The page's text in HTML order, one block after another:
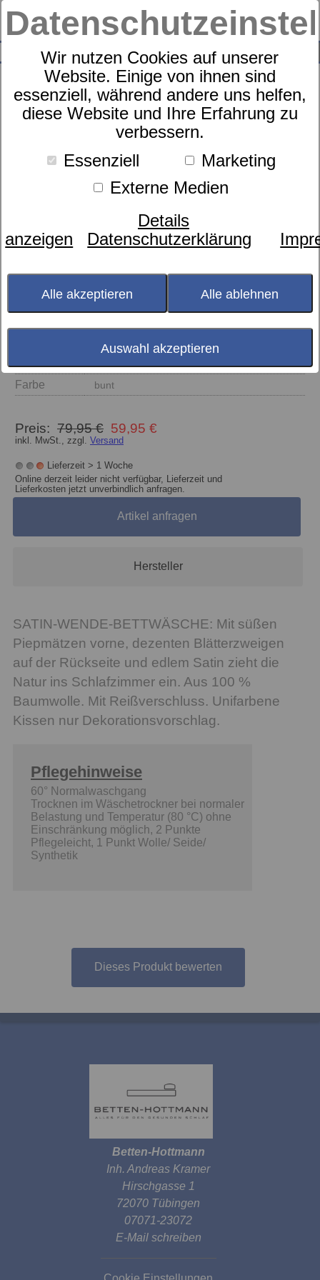
Wir nutzen Cookies auf unserer
Website. Einige von ihnen sind
essenziell, während andere uns helfen,
diese Website und Ihre Erfahrung zu
verbessern.
Essenziell
Marketing
Externe Medien
Details
anzeigen
Datenschutzerklärung
Alle akzeptieren Alle ablehnen
Auswahl akzeptieren
SUCHE
0
Bettwäsche Vogel Motiv Wende
Größe
Farbe
bunt
Preis: 79,95 € 59,95 €
inkl. MwSt., zzgl. Versand
Lieferzeit > 1 Woche
Online derzeit leider nicht verfügbar, Lieferzeit und
Lieferkosten jetzt unverbindlich anfragen.
Artikel anfragen
Hersteller
SATIN-WENDE-BETTWÄSCHE: Mit süßen
Piepmätzen vorne, dezenten Blätterzweigen
auf der Rückseite und edlem Satin zieht die
Natur ins Schlafzimmer ein. Aus 100 %
Baumwolle. Mit Reißverschluss. Unifarbene
Kissen nur Dekorationsvorschlag.
Pflegehinweise
60° Normalwaschgang
Trocknen im Wäschetrockner bei normaler
Belastung und Temperatur (80 °C) ohne
Einschränkung möglich, 2 Punkte
Pflegeleicht, 1 Punkt Wolle/ Seide/
Synthetik
Dieses Produkt bewerten
Betten-Hottmann
Inh. Andreas Kramer
Hirschgasse 1
72070 Tübingen
07071-23072
E-Mail schreiben